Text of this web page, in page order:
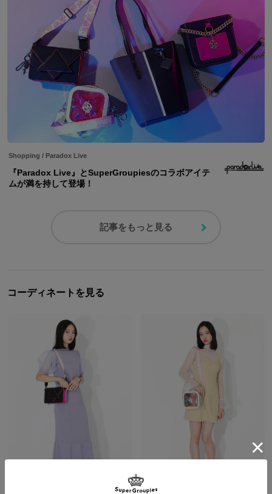
Shopping / Paradox Live
『Paradox Live』とSuperGroupiesのコラボアイテ
ムが満を持して登場！
記事をもっと見る
コーディネートを見る